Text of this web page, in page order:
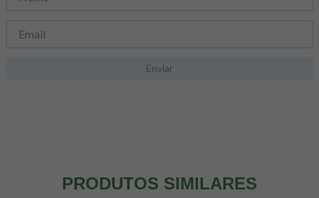
Enviar
PRODUTOS SIMILARES
8º snack proteico mundo verde
9 psyllium